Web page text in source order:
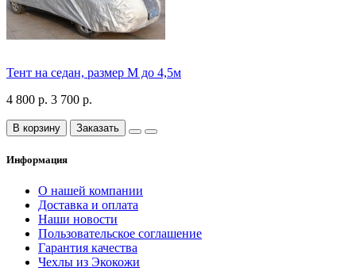
Тент на седан, размер М до 4,5м
4 800 р. 3 700 р.
В корзину Заказать
Информация
О нашей компании
Доставка и оплата
Наши новости
Пользовательское соглашение
Гарантия качества
Чехлы из Экокожи